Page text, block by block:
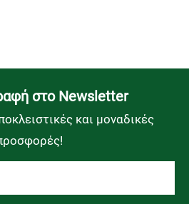
στο Newsletter
και μοναδικές